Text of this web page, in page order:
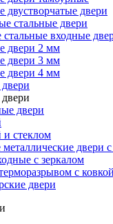
двустворчатые двери
стальные двери
входные
двери 2 мм
двери 3 мм
двери 4 мм
двери
и стеклом
двери
с зеркалом
с ковкой
двери